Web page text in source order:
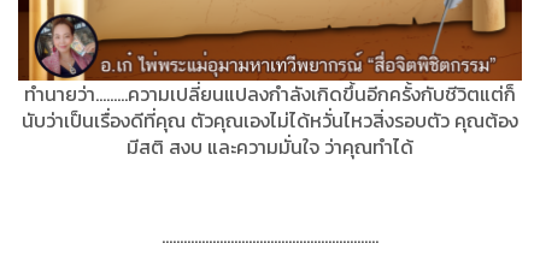
ทำนายว่า.........ความเปลี่ยนแปลงกำลังเกิดขึ้นอีกครั้งกับชีวิตแต่ก็
นับว่าเป็นเรื่องดีที่คุณ ตัวคุณเองไม่ได้หวั่นไหวสิ่งรอบตัว คุณต้อง
มีสติ สงบ และความมั่นใจ ว่าคุณทำได้
............................................................